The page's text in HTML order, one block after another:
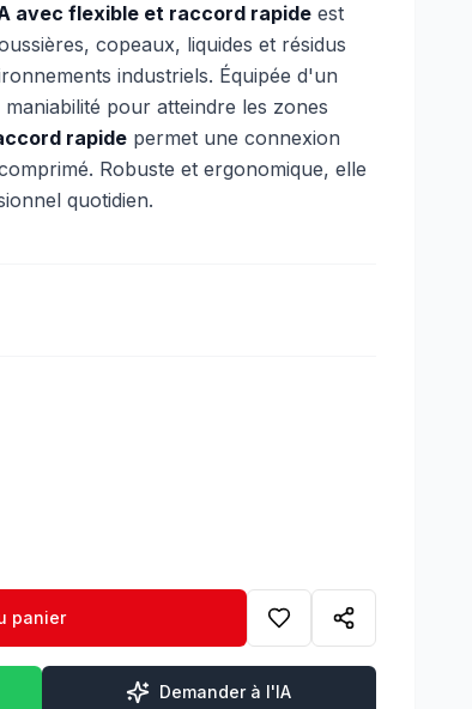
avec flexible et raccord rapide est
copeaux, liquides et résidus
industriels. Équipée d'un
pour atteindre les zones
rapide permet une connexion
Robuste et ergonomique, elle
quotidien.
panier
Demander à l'IA